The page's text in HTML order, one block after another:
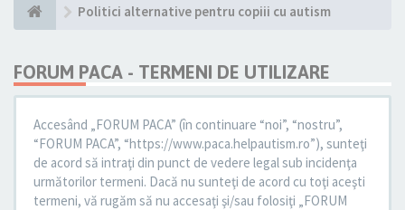
Politici alternative pentru copiii cu autism
FORUM PACA - TERMENI DE UTILIZARE
Accesând „FORUM PACA” (în continuare “noi”, “nostru”,
“FORUM PACA”, “https://www.paca.helpautism.ro”), sunteţi
de acord să intraţi din punct de vedere legal sub incidenţa
următorilor termeni. Dacă nu sunteţi de acord cu toţi aceşti
termeni, vă rugăm să nu accesaţi şi/sau folosiţi „FORUM